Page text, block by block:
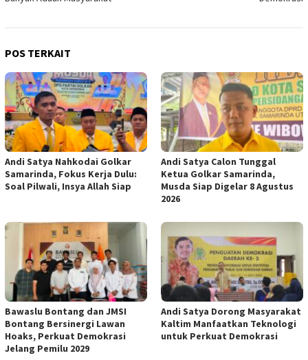
POS TERKAIT
Andi Satya Nahkodai Golkar
Samarinda, Fokus Kerja Dulu:
Soal Pilwali, Insya Allah Siap
Andi Satya Calon Tunggal
Ketua Golkar Samarinda,
Musda Siap Digelar 8 Agustus
2026
Bawaslu Bontang dan JMSI
Bontang Bersinergi Lawan
Hoaks, Perkuat Demokrasi
Jelang Pemilu 2029
Andi Satya Dorong Masyarakat
Kaltim Manfaatkan Teknologi
untuk Perkuat Demokrasi